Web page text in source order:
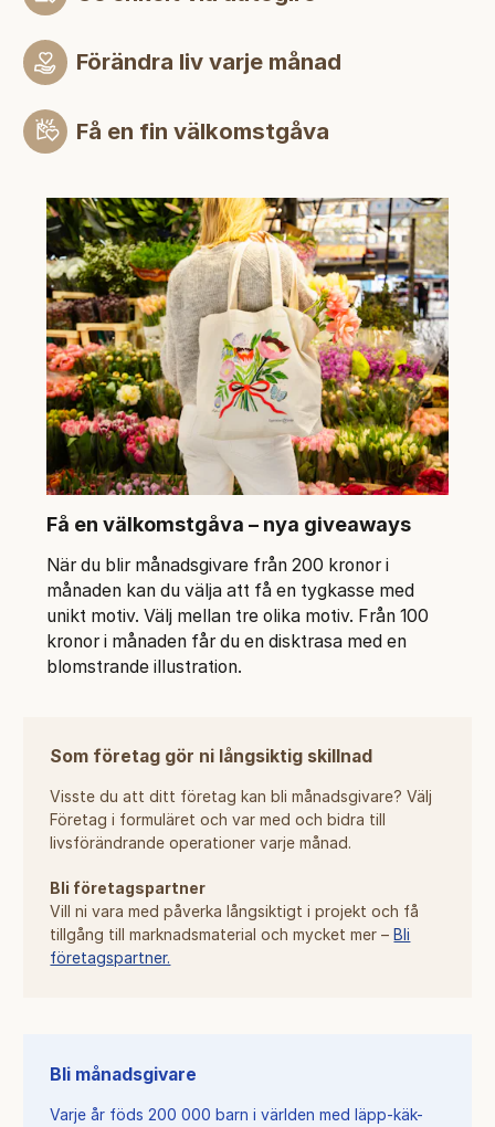
Förändra liv varje månad
Få en fin välkomstgåva
Få en välkomstgåva – nya giveaways
När du blir månadsgivare från 200 kronor i
månaden kan du välja att få en tygkasse med
unikt motiv. Välj mellan tre olika motiv. Från 100
kronor i månaden får du en disktrasa med en
blomstrande illustration.
Som företag gör ni långsiktig skillnad
Visste du att ditt företag kan bli månadsgivare? Välj
Företag i formuläret och var med och bidra till
livsförändrande operationer varje månad.
Bli företagspartner
Vill ni vara med påverka långsiktigt i projekt och få
tillgång till marknadsmaterial och mycket mer – Bli
företagspartner.
Bli månadsgivare
Varje år föds 200 000 barn i världen med läpp-käk-